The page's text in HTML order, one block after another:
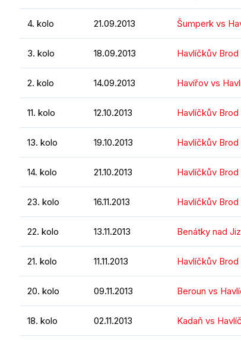
4. kolo 21.09.2013 Šumperk vs
3. kolo 18.09.2013 Havlíčkův
2. kolo 14.09.2013 Havířov vs
11. kolo 12.10.2013 Havlíčkův Brod
13. kolo 19.10.2013 Havlíčkův
14. kolo 21.10.2013 Havlíčkův
23. kolo 16.11.2013 Havlíčkův
22. kolo 13.11.2013 Benátky nad
21. kolo 11.11.2013 Havlíčkův Brod
20. kolo 09.11.2013 Beroun vs
18. kolo 02.11.2013 Kadaň vs